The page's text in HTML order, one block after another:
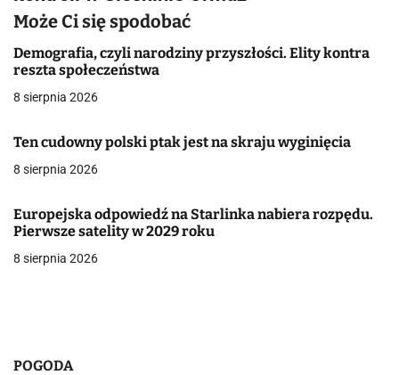
i
a
c
j
a
w
p
Może Ci się spodobać
Demografia, czyli narodziny przyszłości. Elity kontra
reszta społeczeństwa
8 sierpnia 2026
Ten cudowny polski ptak jest na skraju wyginięcia
8 sierpnia 2026
Europejska odpowiedź na Starlinka nabiera rozpędu.
Pierwsze satelity w 2029 roku
8 sierpnia 2026
POGODA